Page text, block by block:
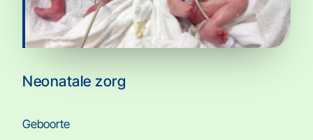
Neonatale zorg
Geboorte